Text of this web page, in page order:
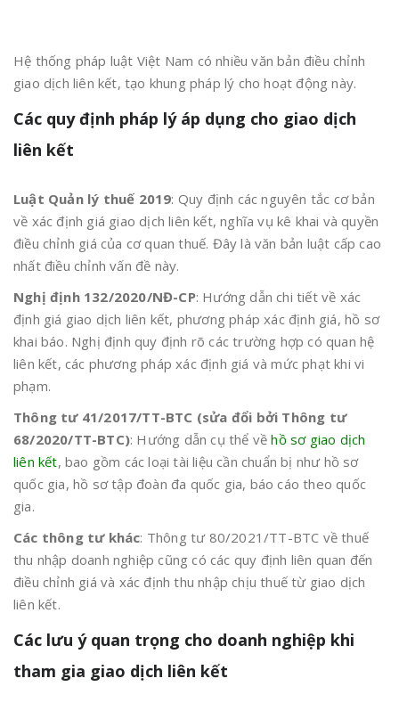
Hệ thống pháp luật Việt Nam có nhiều văn bản điều chỉnh
giao dịch liên kết, tạo khung pháp lý cho hoạt động này.
Các quy định pháp lý áp dụng cho giao dịch
liên kết
Luật Quản lý thuế 2019: Quy định các nguyên tắc cơ bản
về xác định giá giao dịch liên kết, nghĩa vụ kê khai và quyền
điều chỉnh giá của cơ quan thuế. Đây là văn bản luật cấp cao
nhất điều chỉnh vấn đề này.
Nghị định 132/2020/NĐ-CP: Hướng dẫn chi tiết về xác
định giá giao dịch liên kết, phương pháp xác định giá, hồ sơ
khai báo. Nghị định quy định rõ các trường hợp có quan hệ
liên kết, các phương pháp xác định giá và mức phạt khi vi
phạm.
Thông tư 41/2017/TT-BTC (sửa đổi bởi Thông tư
68/2020/TT-BTC): Hướng dẫn cụ thể vềhồ sơ giao dịch
liên kết, bao gồm các loại tài liệu cần chuẩn bị như hồ sơ
quốc gia, hồ sơ tập đoàn đa quốc gia, báo cáo theo quốc
gia.
Các thông tư khác: Thông tư 80/2021/TT-BTC về thuế
thu nhập doanh nghiệp cũng có các quy định liên quan đến
điều chỉnh giá và xác định thu nhập chịu thuế từ giao dịch
liên kết.
Các lưu ý quan trọng cho doanh nghiệp khi
tham gia giao dịch liên kết